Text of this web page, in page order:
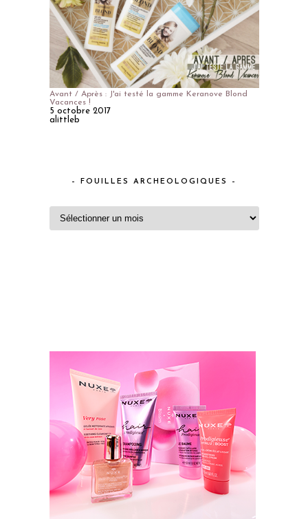
Avant / Après : J'ai testé la gamme Keranove Blond
Vacances !
5 octobre 2017
alittleb
– FOUILLES ARCHEOLOGIQUES –